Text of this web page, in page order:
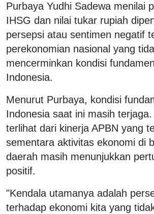
Purbaya Yudhi Sadewa menilai
IHSG dan nilai tukar rupiah
persepsi atau sentimen negatif
perekonomian nasional yang
mencerminkan kondisi
Indonesia.
Menurut Purbaya, kondisi
Indonesia saat ini masih
terlihat dari kinerja APBN yang
sementara aktivitas ekonomi di
daerah masih menunjukkan
positif.
"Kendala utamanya adalah
terhadap ekonomi kita yang